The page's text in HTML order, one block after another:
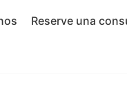
Reserve una